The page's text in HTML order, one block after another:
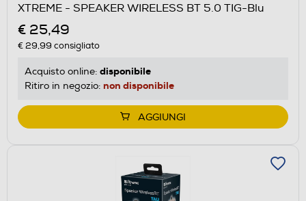
XTREME - SPEAKER WIRELESS BT 5.0 TIG-Blu
€ 25,49
€ 29,99 consigliato
Acquisto online: disponibile
Ritiro in negozio: non disponibile
AGGIUNGI